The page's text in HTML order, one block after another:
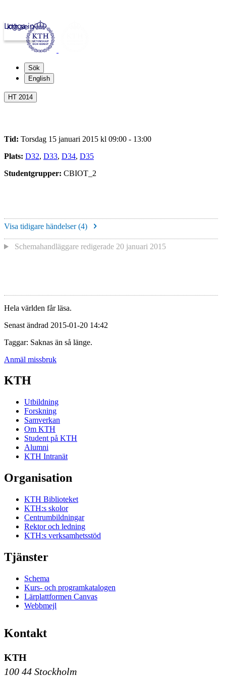
kth.se
Logga in
Sök
English
HT 2014
Tid: Torsdag 15 januari 2015 kl 09:00 - 13:00
Plats: D32, D33, D34, D35
Studentgrupper: CBIOT_2
Visa tidigare händelser (4)
Schemahandläggare redigerade 20 januari 2015
Hela världen får läsa.
Senast ändrad 2015-01-20 14:42
Taggar: Saknas än så länge.
Anmäl missbruk
KTH
Utbildning
Forskning
Samverkan
Om KTH
Student på KTH
Alumni
KTH Intranät
Organisation
KTH Biblioteket
KTH:s skolor
Centrumbildningar
Rektor och ledning
KTH:s verksamhetsstöd
Tjänster
Schema
Kurs- och programkatalogen
Lärplattformen Canvas
Webbmejl
Kontakt
KTH
100 44 Stockholm